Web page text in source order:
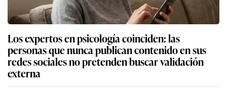
Los expertos en psicología coinciden: las
personas que nunca publican contenido en sus
redes sociales no pretenden buscar validación
externa